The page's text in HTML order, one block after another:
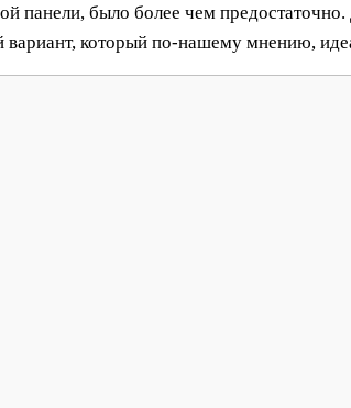
панели, было более чем
который по-нашему мнению,